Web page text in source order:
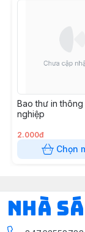
Bao thư in
nghiệp
2.000đ
Chọn
NHÀ